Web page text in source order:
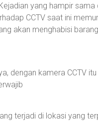
yang hampir sama
CCTV saat ini
akan menghabisi
dengan kamera CCTV
terjadi di lokasi yang